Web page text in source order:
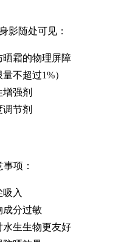
影随处可见：
霜的物理屏障
不超过1%）
强剂
节剂
项：
入
成分过敏
水生生物更友好